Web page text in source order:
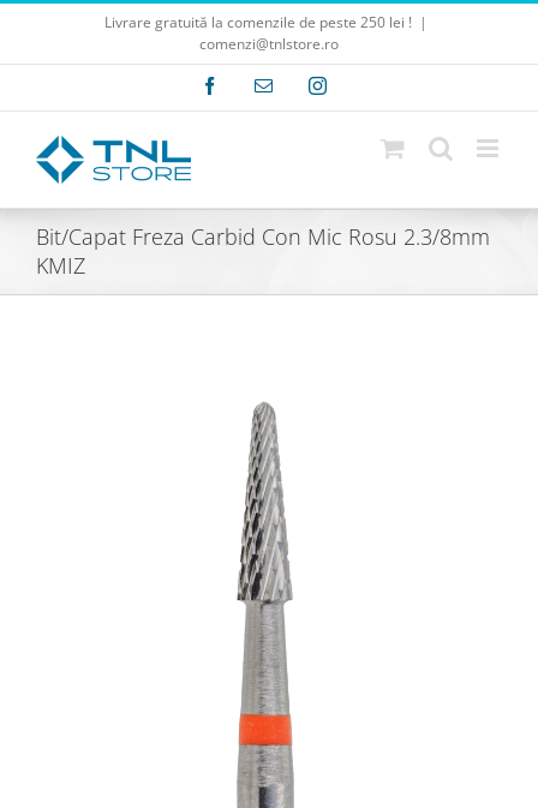
Skip
content
Livrare gratuită la comenzile de peste 250 lei ! |
comenzi@tnlstore.ro
Facebook
E-
Instagram
Bit/Capat Freza Carbid Con Mic Rosu 2.3/8mm
KMIZ